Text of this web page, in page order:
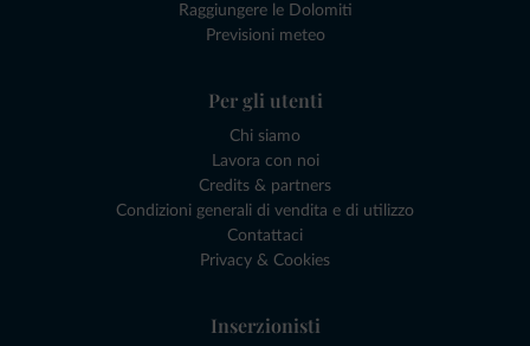
Raggiungere le Dolomiti
Previsioni meteo
Per gli utenti
Chi siamo
Lavora con noi
Credits & partners
Condizioni generali di vendita e di utilizzo
Contattaci
Privacy & Cookies
Inserzionisti